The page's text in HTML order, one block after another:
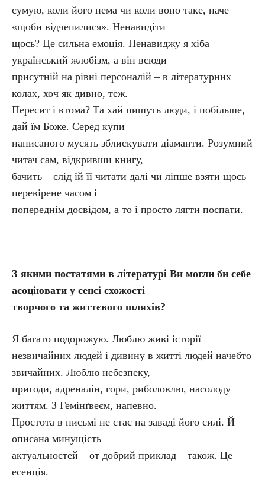
сумую, коли його нема чи коли воно таке, наче
«щоби відчепилися». Ненавидіти
щось? Це сильна емоція. Ненавиджу я хіба
український жлобізм, а він всюди
присутній на рівні персоналій – в літературних
колах, хоч як дивно, теж.
Пересит і втома? Та хай пишуть люди, і побільше,
дай їм Боже. Серед купи
написаного мусять зблискувати діаманти. Розумний
читач сам, відкривши книгу,
бачить – слід їй її читати далі чи ліпше взяти щось
перевірене часом і
попереднім досвідом, а то і просто лягти поспати.
З якими постатями в літературі Ви могли би себе
асоціювати у сенсі схожості
творчого та життєвого шляхів?
Я багато подорожую. Люблю живі історії
незвичайних людей і дивину в житті людей начебто
звичайних. Люблю небезпеку,
пригоди, адреналін, гори, риболовлю, насолоду
життям. З Гемінґвеєм, напевно.
Простота в письмі не стає на заваді його силі. Й
описана минущість
актуальностей – от добрий приклад – також. Це –
есенція.